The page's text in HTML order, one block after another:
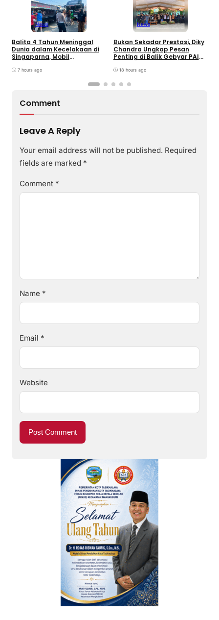
News
Balita 4 Tahun Meninggal
Dunia dalam Kecelakaan di
Singaparna, Mobil
Umur
7 hours ago
News
Bukan Sekadar Prestasi, Diky
Chandra Ungkap Pesan
Penting di Balik Gebyar PAI
18 hours ago
Comment
Leave A Reply
Your email address will not be published. Required
fields are marked *
Comment *
Name *
Email *
Website